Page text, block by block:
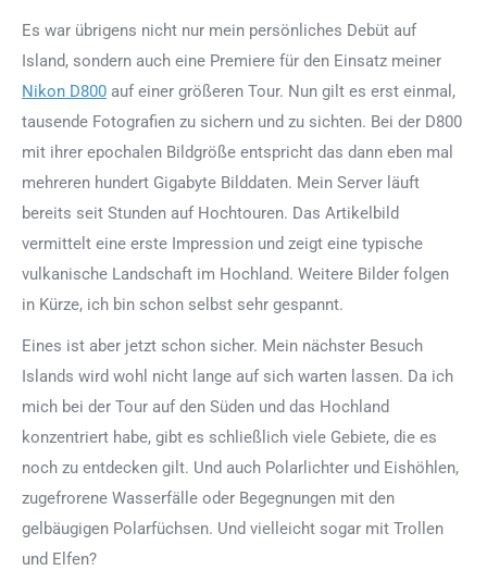
Es war übrigens nicht nur mein persönliches Debüt auf
Island, sondern auch eine Premiere für den Einsatz meiner
Nikon D800 auf einer größeren Tour. Nun gilt es erst einmal,
tausende Fotografien zu sichern und zu sichten. Bei der D800
mit ihrer epochalen Bildgröße entspricht das dann eben mal
mehreren hundert Gigabyte Bilddaten. Mein Server läuft
bereits seit Stunden auf Hochtouren. Das Artikelbild
vermittelt eine erste Impression und zeigt eine typische
vulkanische Landschaft im Hochland. Weitere Bilder folgen
in Kürze, ich bin schon selbst sehr gespannt.
Eines ist aber jetzt schon sicher. Mein nächster Besuch
Islands wird wohl nicht lange auf sich warten lassen. Da ich
mich bei der Tour auf den Süden und das Hochland
konzentriert habe, gibt es schließlich viele Gebiete, die es
noch zu entdecken gilt. Und auch Polarlichter und Eishöhlen,
zugefrorene Wasserfälle oder Begegnungen mit den
gelbäugigen Polarfüchsen. Und vielleicht sogar mit Trollen
und Elfen?